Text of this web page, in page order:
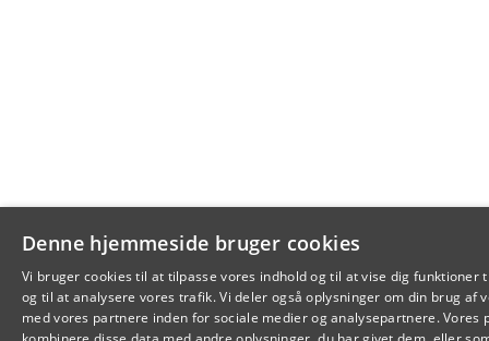
Denne hjemmeside bruger cookies
Vi bruger cookies til at tilpasse vores indhold og til at vise dig funktioner
og til at analysere vores trafik. Vi deler også oplysninger om din brug af
med vores partnere inden for sociale medier og analysepartnere. Vores